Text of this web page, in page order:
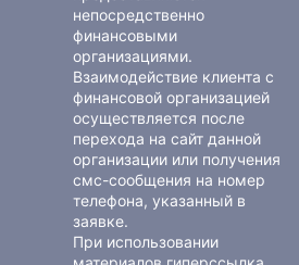
непосредственно
финансовыми
организациями.
Взаимодействие клиента с
финансовой организацией
осуществляется после
перехода на сайт данной
организации или получения
смс-сообщения на номер
телефона, указанный в
заявке.
При использовании